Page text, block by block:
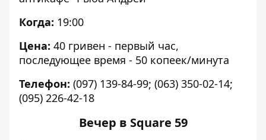
Когда: 19:00
Цена: 40 гривен - первый час,
последующее время - 50 копеек/минута
Телефон: (097) 139-84-99; (063) 350-02-14;
(095) 226-42-18
Вечер в Square 59